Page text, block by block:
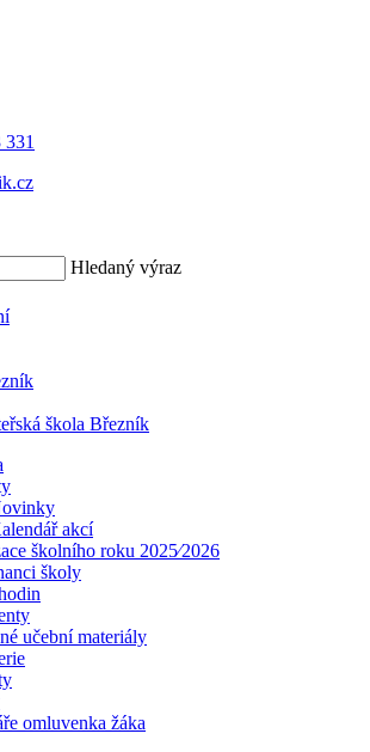
Hledaný výraz
škola Březník
akcí
školního roku 2025⁄2026
školy
učební materiály
omluvenka žáka